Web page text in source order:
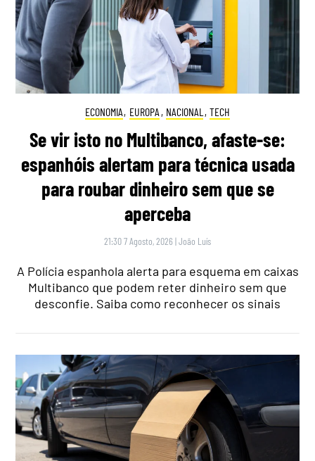
ECONOMIA, EUROPA , NACIONAL , TECH
Se vir isto no Multibanco, afaste-se:
espanhóis alertam para técnica usada
para roubar dinheiro sem que se
aperceba
21:30 7 Agosto, 2026 |João Luís
A Polícia espanhola alerta para esquema em caixas
Multibanco que podem reter dinheiro sem que
desconfie. Saiba como reconhecer os sinais